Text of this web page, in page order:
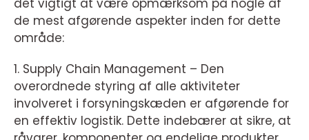
det vigtigt at være opmærksom på nogle af
de mest afgørende aspekter inden for dette
område:
1. Supply Chain Management – Den
overordnede styring af alle aktiviteter
involveret i forsyningskæden er afgørende for
en effektiv logistik. Dette indebærer at sikre, at